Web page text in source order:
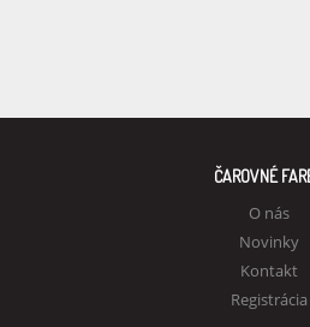
ČAROVNÉ
O nás
Novinky
Kontakt
Registrácia